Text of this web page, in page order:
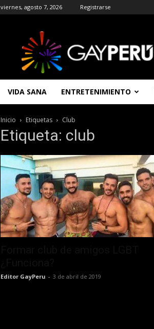
viernes, agosto 7, 2026 Registrarse
|
Entretenimiento
Noticias
Gay
Gratis
VIDA SANA ENTRETENIMIENTO
Inicio Etiquetas Club
Etiqueta: club
Editor GayPeru - 3 de abril de 2019